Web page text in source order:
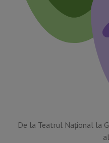
De la Teatrul Național la